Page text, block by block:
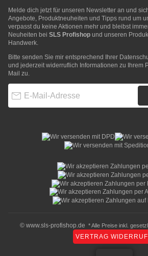
Melde dich jetzt für unseren Newsletter an und
Angebote, Produktneuheiten und Tipps rund um
verpasst du keine Aktionen mehr und bleibst
Neuheiten bei SLS Profishop und unseren
Handwerk.
Bitte senden Sie mir entsprechend Ihrer
und jederzeit widerruflich Informationen zu Ihrem
Mail zu.
© www.sls-profishop.de * Alle Preise inkl.
VERTRAG